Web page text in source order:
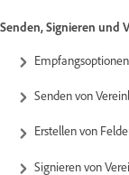
Senden, Signieren und
Empfangsoptionen
Senden von
Erstellen von
Signieren von